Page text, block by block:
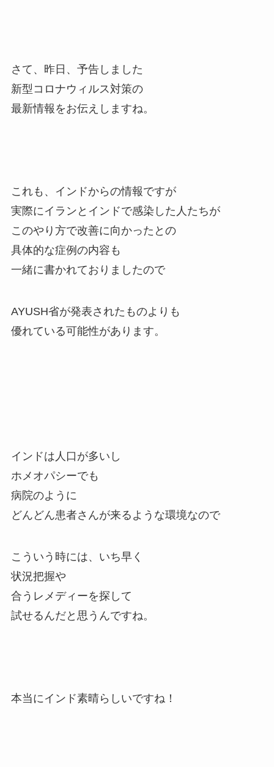
さて、昨日、予告しました
新型コロナウィルス対策の
最新情報をお伝えしますね。
これも、インドからの情報ですが
実際にイランとインドで感染した人たちが
このやり方で改善に向かったとの
具体的な症例の内容も
一緒に書かれておりましたので
AYUSH省が発表されたものよりも
優れている可能性があります。
インドは人口が多いし
ホメオパシーでも
病院のように
どんどん患者さんが来るような環境なので
こういう時には、いち早く
状況把握や
合うレメディーを探して
試せるんだと思うんですね。
本当にインド素晴らしいですね！